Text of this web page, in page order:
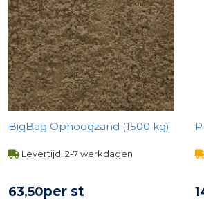
BigBag Ophoogzand (1500 kg)
Levertijd: 2-7 werkdagen
63,50per st